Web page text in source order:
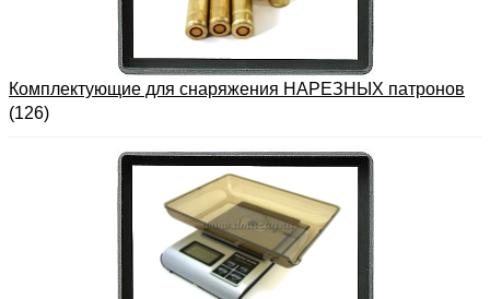
Комплектующие для снаряжения НАРЕЗНЫХ патронов
(126)